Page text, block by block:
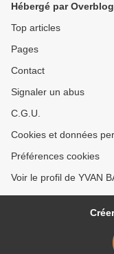
(INITIATIVE
COMMUNISTE)
Hébergé par Overblog
Top articles
Pages
Contact
Signaler un abus
C.G.U.
Cookies et données
Préférences cookies
Voir le profil de YVAN